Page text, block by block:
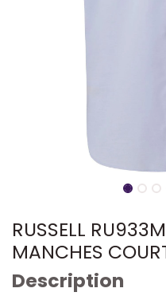
RUSSELL
MANCHES
Description